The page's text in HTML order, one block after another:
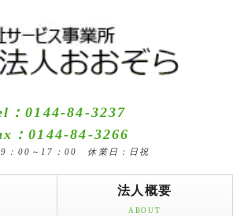
：0144-84-3237
：0144-84-3266
：00～17：00 休業日：日祝
法人概要
ABOUT